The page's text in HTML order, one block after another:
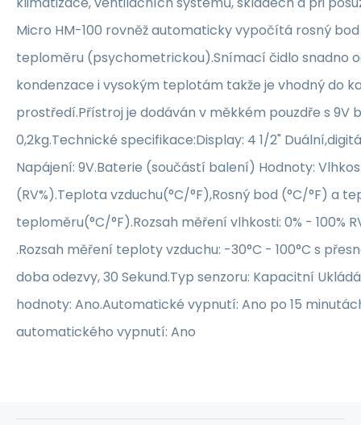
Micro HM-100 rovněž automaticky vypočítá rosný
teploměru (psychometrickou).Snímací čidlo snadno
kondenzace i vysokým teplotám takže je vhodný do
prostředí.Přístroj je dodáván v měkkém pouzdře s 9V
0,2kg.Technické specifikace:Display: 4 1/2"
Napájení: 9V.Baterie (součástí balení) Hodnoty:
(RV%).Teplota vzduchu(°C/°F),Rosný bod (°C/°F) a
teploměru(°C/°F).Rozsah měření vlhkosti: 0% - 100%
.Rozsah měření teploty vzduchu: -30°C - 100°C s
doba odezvy, 30 Sekund.Typ senzoru: Kapacitní
hodnoty: Ano.Automatické vypnutí: Ano po 15
automatického vypnutí: Ano